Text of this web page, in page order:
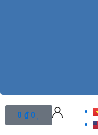
0 ₫ 0
Cart